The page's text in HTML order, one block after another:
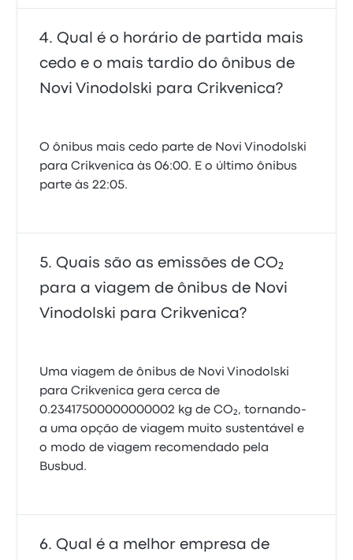
Qual é o horário de partida mais
cedo e o mais tardio do ônibus de
Novi Vinodolski para Crikvenica?
O ônibus mais cedo parte de Novi Vinodolski
para Crikvenica às 06:00. E o último ônibus
parte às 22:05.
Quais são as emissões de CO₂
para a viagem de ônibus de Novi
Vinodolski para Crikvenica?
Uma viagem de ônibus de Novi Vinodolski
para Crikvenica gera cerca de
0.23417500000000002 kg de CO₂, tornando-
a uma opção de viagem muito sustentável e
o modo de viagem recomendado pela
Busbud.
Qual é a melhor empresa de